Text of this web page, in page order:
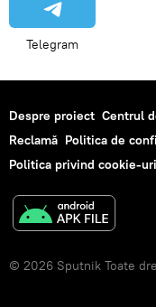
Telegram
Despre proiect Centrul
Reclamă Politica de
Politica privind cookie-
© 2026 Sputnik Toate